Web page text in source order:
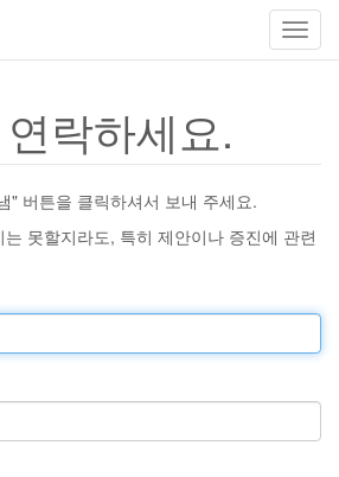
토
글
락하세요.
" 버튼을 클릭하셔서 보내 주세요.
못할지라도, 특히 제안이나 증진에 관련